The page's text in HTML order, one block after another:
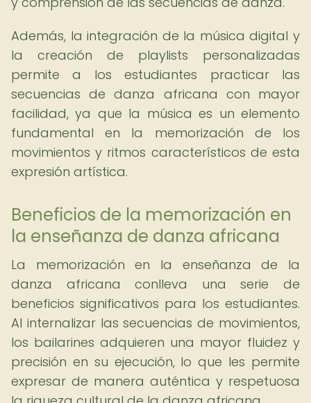
Además, la integración de la música digital y
la creación de playlists personalizadas
permite a los estudiantes practicar las
secuencias de danza africana con mayor
facilidad, ya que la música es un elemento
fundamental en la memorización de los
movimientos y ritmos característicos de esta
expresión artística.
Beneficios de la memorización en
la enseñanza de danza africana
La memorización en la enseñanza de la
danza africana conlleva una serie de
beneficios significativos para los estudiantes.
Al internalizar las secuencias de movimientos,
los bailarines adquieren una mayor fluidez y
precisión en su ejecución, lo que les permite
expresar de manera auténtica y respetuosa